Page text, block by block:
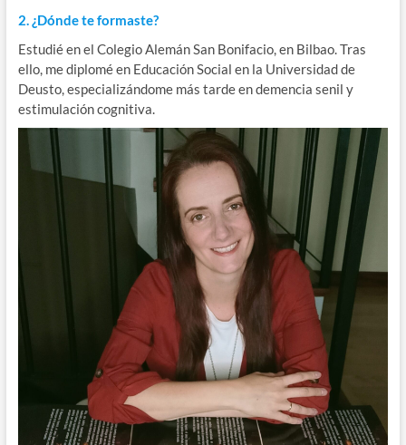
2. ¿Dónde te formaste?
Estudié en el Colegio Alemán San Bonifacio, en Bilbao. Tras
ello, me diplomé en Educación Social en la Universidad de
Deusto, especializándome más tarde en demencia senil y
estimulación cognitiva.